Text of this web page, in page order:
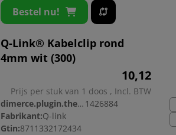
Bestel nu!
Q-Link® Kabelclip rond
4mm wit (300)
10,12
Prijs per stuk van 1 doos , Incl. BTW
dimerce.plugin.theme.productnr: 1426884
Fabrikant:Q-link
Gtin:8711332172434